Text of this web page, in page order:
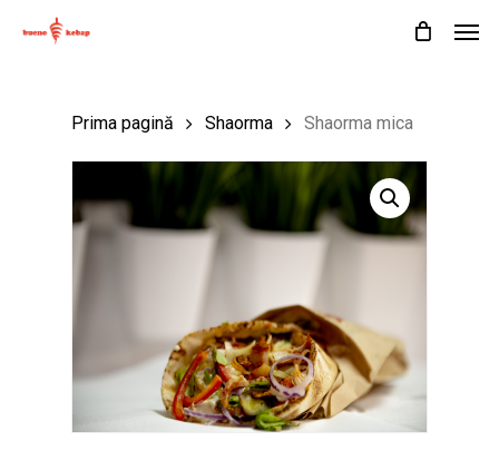
Prima pagină Shaorma Shaorma mica